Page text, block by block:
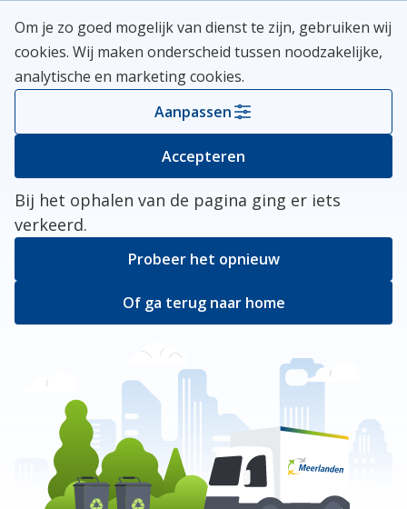
naar
inhoud
Meerlanden Logo
Open
Kies je gemeente
Er ging iets mis
Bij het ophalen van de pagina ging er iets
verkeerd.
Probeer het opnieuw
Of ga terug naar home
Om je zo goed mogelijk van dienst te zijn, gebruiken wij
cookies. Wij maken onderscheid tussen noodzakelijke,
analytische en marketing cookies.
Aanpassen
Accepteren